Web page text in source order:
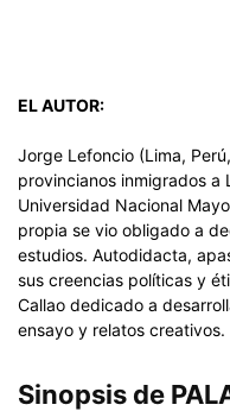
EL AUTOR:
Jorge Lefoncio (Lima,
provincianos inmigrados a
Universidad Nacional
propia se vio obligado a
estudios. Autodidacta,
sus creencias políticas y
Callao dedicado a
ensayo y relatos creativos.
Sinopsis de